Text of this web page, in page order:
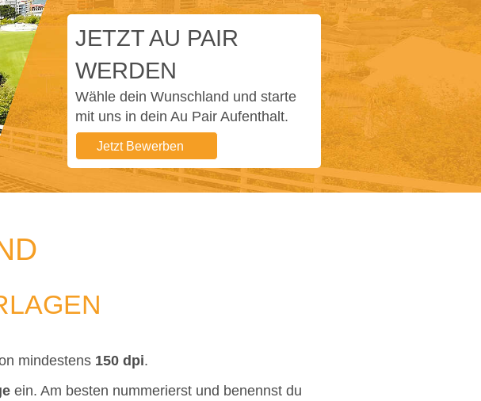
JETZT AU PAIR
WERDEN
Wähle dein Wunschland und starte
mit uns in dein Au Pair Aufenthalt.
Jetzt Bewerben
mindestens 150 dpi.
ein. Am besten nummerierst und benennst du